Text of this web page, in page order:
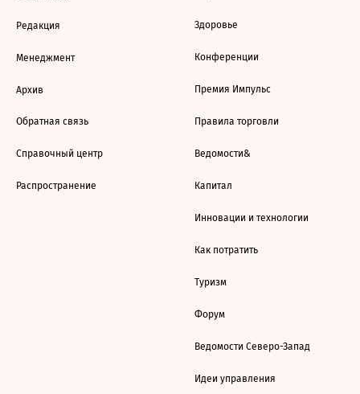
Редакция
Менеджмент
Архив
Обратная связь
Справочный центр
Распространение
Здоровье
Конференции
Премия Импульс
Правила торговли
Ведомости&
Капитал
Инновации и технологии
Как потратить
Туризм
Форум
Ведомости Северо-Запад
Идеи управления